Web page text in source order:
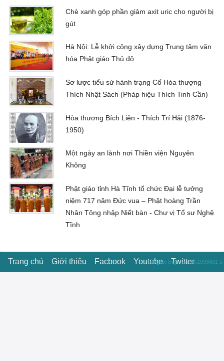
Chè xanh góp phần giảm axit uric cho người bị
gút
Hà Nội: Lễ khởi công xây dựng Trung tâm văn
hóa Phật giáo Thủ đô
Sơ lược tiểu sử hành trạng Cố Hòa thượng
Thích Nhật Sách (Pháp hiệu Thích Tinh Cần)
Hòa thượng Bích Liên - Thích Trí Hải (1876-
1950)
Một ngày an lành nơi Thiền viện Nguyên
Không
Phật giáo tỉnh Hà Tĩnh tổ chức Đại lễ tưởng
niệm 717 năm Đức vua – Phật hoàng Trần
Nhân Tông nhập Niết bàn - Chư vị Tổ sư Nghệ
Tĩnh
Trang chủ Giới thiệu Facbook Youtube Twitter
Thời gian truy vấn : 0.1093431 s